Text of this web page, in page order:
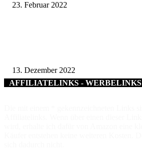
23. Februar 2022
13. Dezember 2022
AFFILIATELINKS - WERBELINKS